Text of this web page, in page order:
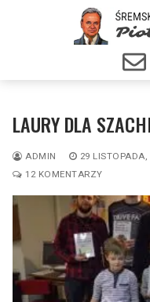
LAURY DLA
ADMIN 29 LISTOPADA,
12 KOMENTARZY